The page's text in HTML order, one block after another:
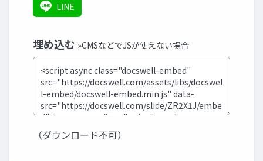
LINE
埋め込む »CMSなどでJSが使えない場合
（ダウンロード不可）